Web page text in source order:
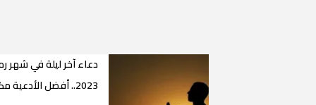
دعاء آخر ليلة في شهر
2023.. أفضل الأدعية مكتوبة